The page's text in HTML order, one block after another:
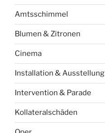
Amtsschimmel
Blumen & Zitronen
Cinema
Installation & Ausstellung
Intervention & Parade
Kollateralschäden